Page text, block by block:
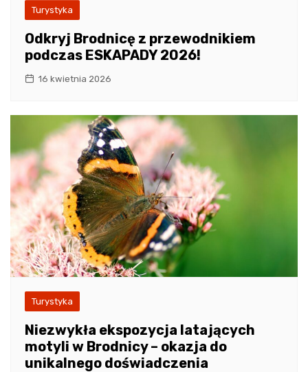
Turystyka
Odkryj Brodnicę z przewodnikiem
podczas ESKAPADY 2026!
16 kwietnia 2026
Turystyka
Niezwykła ekspozycja latających
motyli w Brodnicy – okazja do
unikalnego doświadczenia